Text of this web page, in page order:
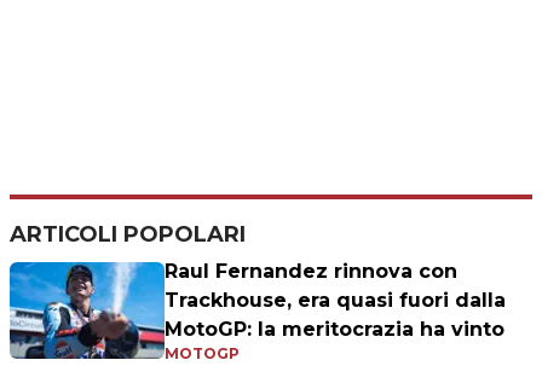
ARTICOLI POPOLARI
Raul Fernandez rinnova con
Trackhouse, era quasi fuori dalla
MotoGP: la meritocrazia ha vinto
MOTOGP